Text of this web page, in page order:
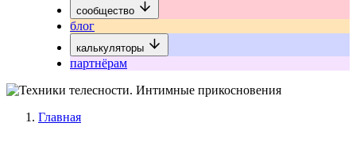
сообщество
блог
калькуляторы
партнёрам
Главная